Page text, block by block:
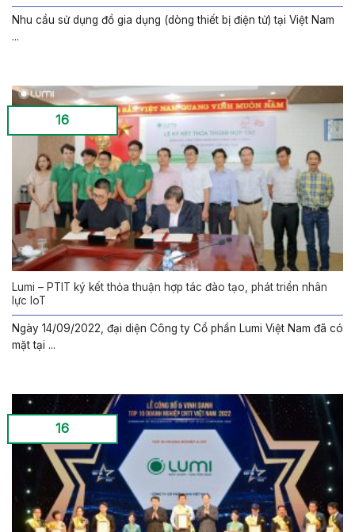
Nhu cầu sử dụng đồ gia dụng (dòng thiết bị điện tử) tại Việt Nam
...
Lumi – PTIT ký kết thỏa thuận hợp tác đào tạo, phát triển nhân
lực IoT
Ngày 14/09/2022, đại diện Công ty Cổ phần Lumi Việt Nam đã có
mặt tại ...
16
16